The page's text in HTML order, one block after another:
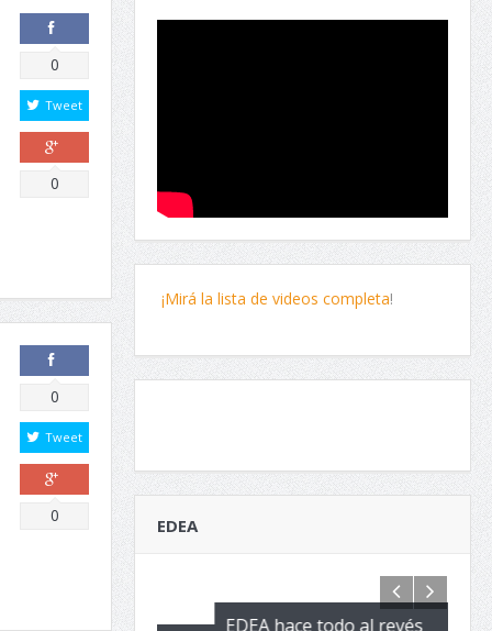
Comparte
0
Tweet
Comparte
0
Comparte
0
Tweet
Comparte
0
¡Mirá la lista de videos completa!
EDEA
EDEA hace todo al revés